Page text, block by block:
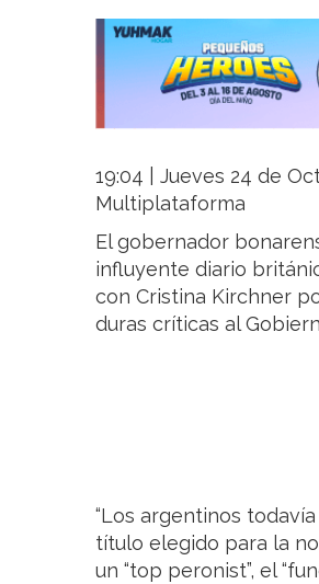
19:04 | Jueves 24 de
Multiplataforma
El gobernador
influyente diario
con Cristina Kirchner
duras críticas al
“Los argentinos
título elegido para la
un “top peronist”, el